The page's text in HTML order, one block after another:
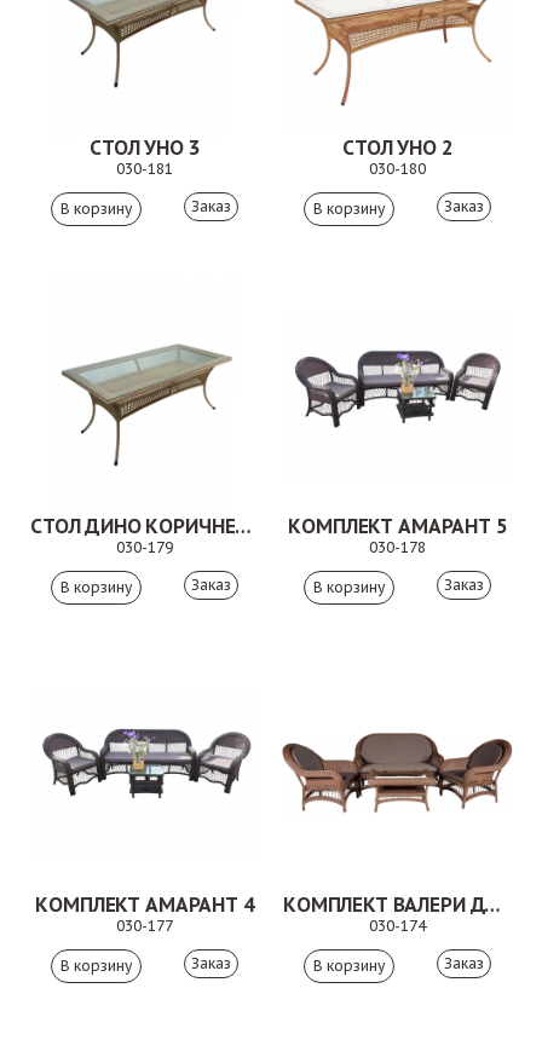
СТОЛ УНО 3
030-181
Заказ
СТОЛ УНО 2
030-180
Заказ
СТОЛ ДИНО КОРИЧНЕВЫЙ
030-179
Заказ
КОМПЛЕКТ АМАРАНТ 5
030-178
Заказ
КОМПЛЕКТ АМАРАНТ 4
030-177
Заказ
КОМПЛЕКТ ВАЛЕРИ ДУО КОРИЧНЕВЫЙ
030-174
Заказ